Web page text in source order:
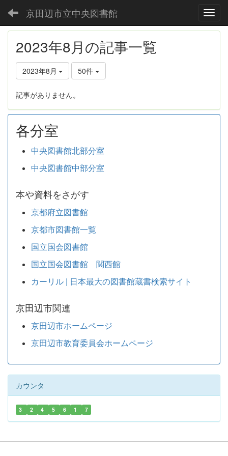
京田辺市立中央図書館
2023年8月の記事一覧
2023年8月 50件
記事がありません。
各分室
中央図書館北部分室
中央図書館中部分室
本や資料をさがす
京都府立図書館
京都市図書館一覧
国立国会図書館
国立国会図書館 関西館
カーリル | 日本最大の図書館蔵書検索サイト
京田辺市関連
京田辺市ホームページ
京田辺市教育委員会ホームページ
カウンタ
3 2 4 5 6 1 7